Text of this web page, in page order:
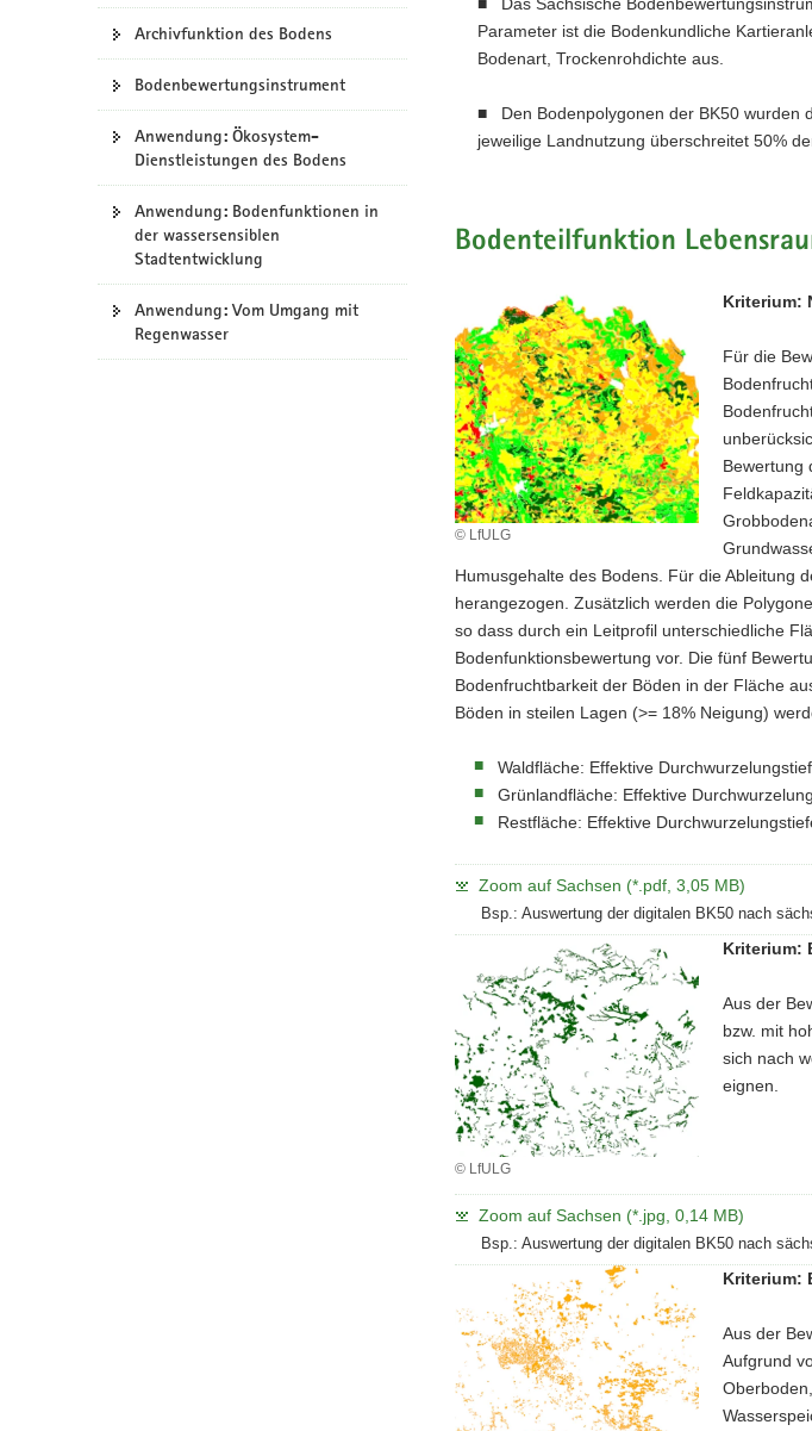
Archivfunktion des Bodens
Bodenbewertungs­instrument
Anwendung: Ökosystem-
Dienstleistungen des Bodens
Anwendung: Bodenfunktionen in
der wassersensiblen
Stadtentwicklung
Anwendung: Vom Umgang mit
Regenwasser
Parameter ist die Bodenkundliche
Bodenart, Trockenrohdichte aus.
■ Den Bodenpolygonen der BK50 wurden
jeweilige Landnutzung überschreitet 50%
Bodenteilfunktion
© LfULG
Kriterium:
Für die
Bewertung
Humusgehalte des Bodens. Für die Ableitung
herangezogen. Zusätzlich werden die
so dass durch ein Leitprofil unterschiedliche
Bodenfunktionsbewertung vor. Die fünf
Bodenfruchtbarkeit der Böden in der Fläche
Böden in steilen Lagen (>= 18% Neigung)
Waldfläche: Effektive
Grünlandfläche: Effektive
Restfläche: Effektive
Zoom auf Sachsen (*.pdf, 3,05 MB)
Bsp.: Auswertung der digitalen BK50 nach
© LfULG
Kriterium:
Aus der
bzw. mit
sich nach
eignen.
Zoom auf Sachsen (*.jpg, 0,14 MB)
Bsp.: Auswertung der digitalen BK50 nach
Kriterium:
Aus der
Aufgrund